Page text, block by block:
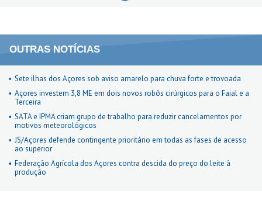
OUTRAS NOTÍCIAS
Sete ilhas dos Açores sob aviso amarelo para chuva forte e trovoada
Açores investem 3,8 ME em dois novos robôs cirúrgicos para o Faial e a
Terceira
SATA e IPMA criam grupo de trabalho para reduzir cancelamentos por
motivos meteorológicos
JS/Açores defende contingente prioritário em todas as fases de acesso
ao superior
Federação Agrícola dos Açores contra descida do preço do leite à
produção